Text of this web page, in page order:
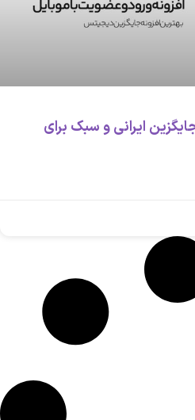
ایرانی و سبک برای